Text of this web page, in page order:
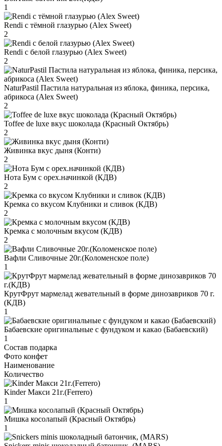
1
Rendi с тёмной глазурью (Alex Sweet)
2
Rendi с белой глазурью (Alex Sweet)
2
NaturPastil Пастила натуральная из яблока, финика, персика,
абрикоса (Alex Sweet)
2
Toffee de luxe вкус шоколада (Красный Октябрь)
2
Живинка вкус дыня (Конти)
2
Нота Бум с орех.начинкой (КДВ)
2
Кремка со вкусом Клубники и сливок (КДВ)
2
Кремка с молочным вкусом (КДВ)
2
Вафли Сливочные 20г.(Коломенское поле)
1
КрутФрут мармелад жевательный в форме динозавриков 70 г.
(КДВ)
1
Бабаевские оригинальные с фундуком и какао (Бабаевский)
1
Состав подарка
Фото конфет
Наименование
Количество
Kinder Макси 21г.(Ferrero)
1
Мишка косолапый (Красный Октябрь)
1